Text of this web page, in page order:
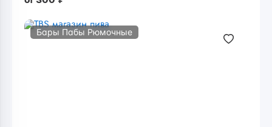
Бары Пабы Рюмочные